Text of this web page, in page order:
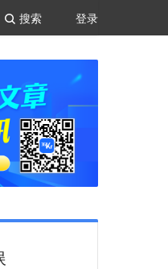
登录
搜索